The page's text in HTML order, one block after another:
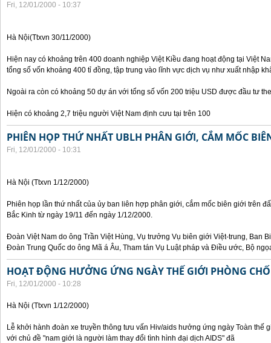
Fri, 12/01/2000 - 10:37
Hà Nội(Ttxvn 30/11/2000)
Hiện nay có khoảng trên 400 doanh nghiệp Việt Kiều đang hoạt động tại Việt
tổng số vốn khoảng 400 tỉ đồng, tập trung vào lĩnh vực dịch vụ như xuất nhập
Ngoài ra còn có khoảng 50 dự án với tổng số vốn 200 triệu USD được đầu tư
Hiện có khoảng 2,7 triệu người Việt Nam định cưu tại trên 100
PHIÊN HỌP THỨ NHẤT UBLH PHÂN GIỚI, CẮM MỐC
Fri, 12/01/2000 - 10:31
Hà Nội (Ttxvn 1/12/2000)
Phiên họp lần thứ nhất của ủy ban liên hợp phân giới, cắm mốc biên giới trên
Bắc Kinh từ ngày 19/11 đến ngày 1/12/2000.
Đoàn Việt Nam do ông Trần Việt Hùng, Vụ trưởng Vụ biên giới Việt-trung, Ban
Đoàn Trung Quốc do ông Mã á Âu, Tham tán Vụ Luật pháp và Điều ước, Bộ
HOẠT ĐỘNG HƯỞNG ỨNG NGÀY THẾ GIỚI PHÒNG
Fri, 12/01/2000 - 10:28
Hà Nội (Ttxvn 1/12/2000)
Lễ khởi hành đoàn xe truyền thông tưu vấn Hiv/aids hưởng ứng ngày Toàn thế
với chủ đề "nam giới là người làm thay đổi tình hình đại dịch AIDS" đã